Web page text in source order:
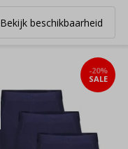
Bekijk beschikbaarheid
-20%
SALE